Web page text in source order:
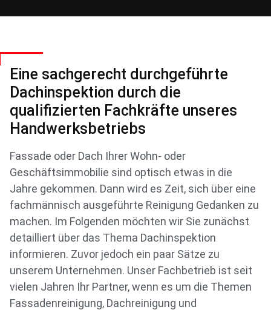
Eine sachgerecht durchgeführte
Dachinspektion durch die
qualifizierten Fachkräfte unseres
Handwerksbetriebs
Fassade oder Dach Ihrer Wohn- oder
Geschäftsimmobilie sind optisch etwas in die
Jahre gekommen. Dann wird es Zeit, sich über eine
fachmännisch ausgeführte Reinigung Gedanken zu
machen. Im Folgenden möchten wir Sie zunächst
detailliert über das Thema Dachinspektion
informieren. Zuvor jedoch ein paar Sätze zu
unserem Unternehmen. Unser Fachbetrieb ist seit
vielen Jahren Ihr Partner, wenn es um die Themen
Fassadenreinigung, Dachreinigung und